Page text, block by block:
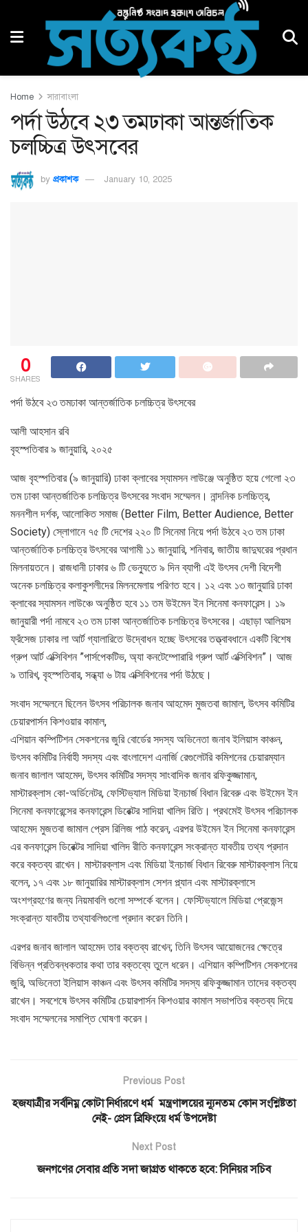
Home সারাবাংলা
পর্দা উঠবে ২৩ তমঢাকা আন্তর্জাতিক
চলচ্চিত্র উৎসবের
by প্রকাশক January 10, 2025
0
SHARES
পর্দা উঠবে ২৩ তমঢাকা আন্তর্জাতিক চলচ্চিত্র উৎসবের
আলী আহসান রবি
বৃহস্পতিবার ৯ জানুয়ারি, ২০২৫
আজ বৃহস্পতিবার (৯ জানুয়ারি) ঢাকা ক্লাবের স্যামসন লাউঞ্জে অনুষ্ঠিত হয়ে গেলো ২৩
তম ঢাকা আন্তর্জাতিক চলচ্চিত্র উৎসবের সংবাদ সম্মেলন। নান্দনিক চলচ্চিত্র,
মননশীল দর্শক, আলোকিত সমাজ (Better Film, Better Audience, Better
Society) স্লোগানে ৭৫ টি দেশের ২২০ টি সিনেমা নিয়ে পর্দা উঠবে ২৩ তম ঢাকা
আন্তর্জাতিক চলচ্চিত্র উৎসবের আগামী ১১ জানুয়ারি, শনিবার, জাতীয় জাদুঘরের প্রধান
মিলনায়তনে। রাজধানী ঢাকার ৬ টি ভেন্যুতে ৯ দিন ব্যাপী এই উৎসব দেশী বিদেশী
অনেক চলচ্চিত্র কলাকুশলীদের মিলনমেলায় পরিণত হবে। ১২ এবং ১৩ জানুয়ারি ঢাকা
ক্লাবের স্যামসন লাউঞ্চে অনুষ্ঠিত হবে ১১ তম উইমেন ইন সিনেমা কনফারেন্স। ১৯
জানুয়ারী পর্দা নামবে ২৩ তম ঢাকা আন্তর্জাতিক চলচ্চিত্র উৎসবের। এছাড়া আলিয়স
ফ্রঁসেজ ঢাকার লা আর্ট গ্যালারিতে উদ্বোধন হচ্ছে উৎসবের তত্ত্বাবধানে একটি বিশেষ
গ্রুপ আর্ট এক্সিবিশন ”পার্সপেকটিভ, অ্যা কনটেম্পোরারি গ্রুপ আর্ট এক্সিবিশন”। আজ
৯ তারিখ, বৃহস্পতিবার, সন্ধ্যা ৬ টায় এক্সিবিশনের পর্দা উঠছে।
সংবাদ সম্মেলনে ছিলেন উৎসব পরিচালক জনাব আহমেদ মুজতবা জামাল, উৎসব কমিটির
চেয়ারপার্সন কিশওয়ার কামাল,
এশিয়ান কম্পিটিশন সেকশনের জুরি বোর্ডের সদস্য অভিনেতা জনাব ইলিয়াস কাঞ্চন,
উৎসব কমিটির নির্বাহী সদস্য এবং বাংলাদেশ এনার্জি রেগুলেটরি কমিশনের চেয়ারম্যান
জনাব জালাল আহমেদ, উৎসব কমিটির সদস্য সাংবাদিক জনাব রফিকুজ্জামান,
মাস্টারক্লাস কো-অর্ডিনেটর, ফেস্টিভ্যাল মিডিয়া ইনচার্জ বিধান রিবেরু এবং উইমেন ইন
সিনেমা কনফারেন্সের কনফারেন্স ডিরেক্টর সাদিয়া খালিদ রিতি। প্রথমেই উৎসব পরিচালক
আহমেদ মুজতবা জামাল প্রেস রিলিজ পাঠ করেন, এরপর উইমেন ইন সিনেমা কনফারেন্স
এর কনফারেন্স ডিরেক্টর সাদিয়া খালিদ রীতি কনফারেন্স সংক্রান্ত যাবতীয় তথ্য প্রদান
করে বক্তব্য রাখেন। মাস্টারক্লাস এবং মিডিয়া ইনচার্জ বিধান রিবেরু মাস্টারক্লাস নিয়ে
বলেন, ১৭ এবং ১৮ জানুয়ারির মাস্টারক্লাস সেশন প্ল্যান এবং মাস্টারক্লাসে
অংশগ্রহণের জন্য নিয়মাবলি গুলো সম্পর্কে বলেন। ফেস্টিভ্যালে মিডিয়া প্রেজেন্স
সংক্রান্ত যাবতীয় তথ্যাবলিগুলো প্রদান করেন তিনি।
এরপর জনাব জালাল আহমেদ তার বক্তব্য রাখেন; তিনি উৎসব আয়োজনের ক্ষেত্রে
বিভিন্ন প্রতিবন্ধকতার কথা তার বক্তব্যে তুলে ধরেন। এশিয়ান কম্পিটিশন সেকশনের
জুরি, অভিনেতা ইলিয়াস কাঞ্চন এবং উৎসব কমিটির সদস্য রফিকুজ্জামান তাদের বক্তব্য
রাখেন। সবশেষে উৎসব কমিটির চেয়ারপার্সন কিশওয়ার কামাল সভাপতির বক্তব্য দিয়ে
সংবাদ সম্মেলনের সমাপ্তি ঘোষণা করেন।
Previous Post
হজযাত্রীর সর্বনিম্ন কোটা নির্ধারণে ধর্ম মন্ত্রণালয়ের ন্যূনতম কোন সংশ্লিষ্টতা
নেই- প্রেস ব্রিফিংয়ে ধর্ম উপদেষ্টা
Next Post
জনগণের সেবার প্রতি সদা জাগ্রত থাকতে হবে: সিনিয়র সচিব